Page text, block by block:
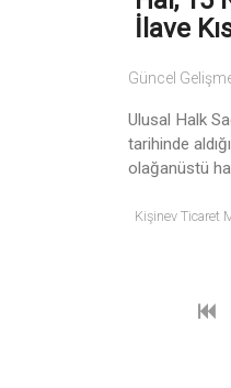
İlave
Güncel
Ulusal Halk
tarihinde
olağanüstü
Kişinev Ticaret